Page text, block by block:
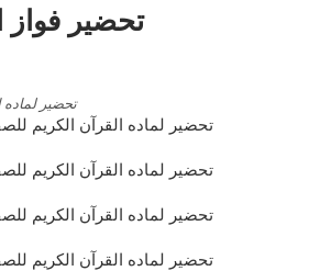
تحضير فواز
تحضير لماده
تحضير لماده القرآن الكريم
تحضير لماده القرآن الكريم
تحضير لماده القرآن الكريم
تحضير لماده القرآن الكريم